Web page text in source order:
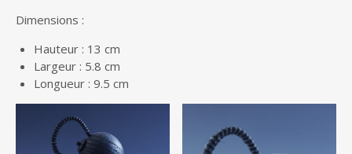
Dimensions :
Hauteur : 13 cm
Largeur : 5.8 cm
Longueur : 9.5 cm